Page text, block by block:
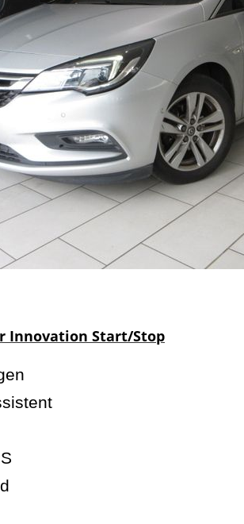
Innovation Start/Stop